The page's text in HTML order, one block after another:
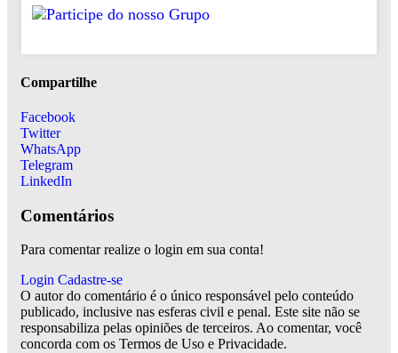
Compartilhe
Facebook
Twitter
WhatsApp
Telegram
LinkedIn
Comentários
Para comentar realize o login em sua conta!
Login Cadastre-se
O autor do comentário é o único responsável pelo conteúdo
publicado, inclusive nas esferas civil e penal. Este site não se
responsabiliza pelas opiniões de terceiros. Ao comentar, você
concorda com os Termos de Uso e Privacidade.